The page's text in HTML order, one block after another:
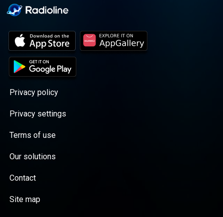
Privacy policy
Privacy settings
Terms of use
Our solutions
Contact
Site map